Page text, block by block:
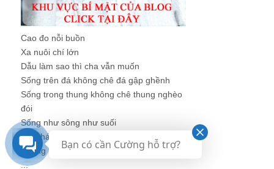
Cao đo nỗi buồn
Xa nuôi chí lớn
Dẫu làm sao thì cha vẫn muốn
Sống trên đá không chê đá gập ghềnh
Sống trong thung không chê thung nghèo
đói
Sống như sông như suối
Lên thác xuống ghềnh
Không lo cực nhọc
...
Bạn có cần Cường hỗ trợ?